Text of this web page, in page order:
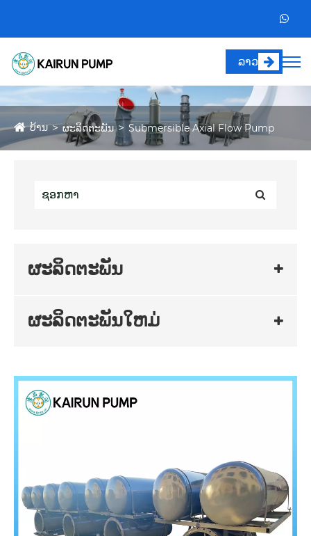
ລາວ
ບ້ານ ຜະລິດຕະພັນ Submersible Axial Flow Pump
ຜະລິດຕະພັນ
ຜະລິດຕະພັນໃຫມ່